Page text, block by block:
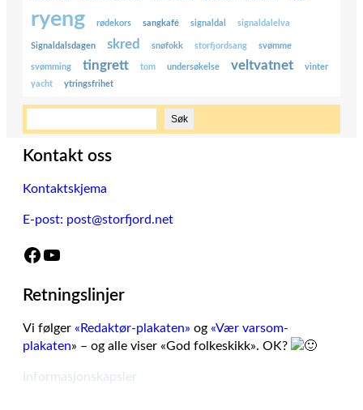
ryeng rødekors sangkafé signaldal signaldalelva
Signaldalsdagen skred snøfokk storfjordsang svømme
svømming tingrett tom undersøkelse veltvatnet
vinter
yacht
ytringsfrihet
ø
k
Søk
Kontakt oss
Kontaktskjema
E-post: post@storfjord.net
Facebook YouTube
Retningslinjer
Vi følger «Redaktør-plakaten» og «Vær varsom-
plakaten» – og alle viser «God folkeskikk». OK?
Informasjonskapsler